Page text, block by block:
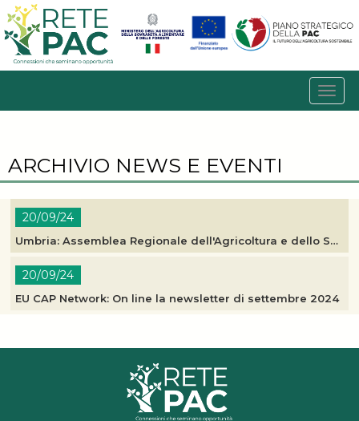
ARCHIVIO NEWS E EVENTI
20/09/24
Umbria: Assemblea Regionale dell'Agricoltura e dello Sviluppo Rurale
20/09/24
EU CAP Network: On line la newsletter di settembre 2024